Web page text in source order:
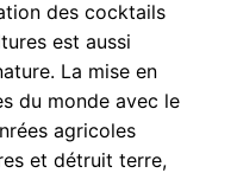
des cocktails
est aussi
La mise en
du monde avec le
agricoles
et détruit terre,